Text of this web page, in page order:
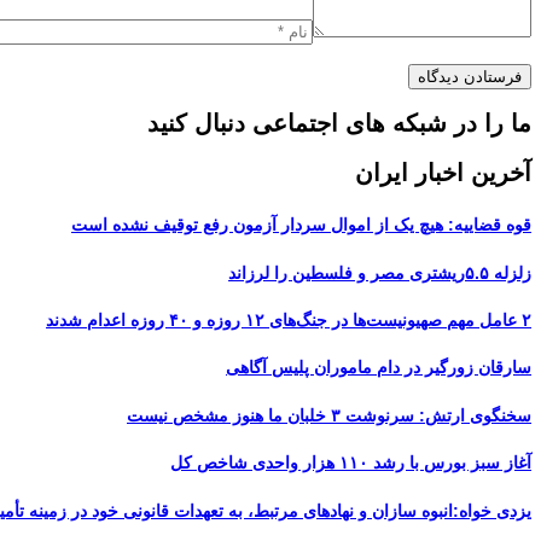
ما را در شبکه های اجتماعی دنبال کنید
آخرین اخبار ایران
قوه قضاییه: هیچ یک از اموال سردار آزمون رفع توقیف نشده است
زلزله ۵.۵ریشتری مصر و فلسطین را لرزاند
۲ عامل مهم صهیونیست‌ها در جنگ‌های ۱۲ روزه و ۴۰ روزه اعدام شدند
سارقان زورگیر در دام ماموران پلیس آگاهی
سخنگوی ارتش: سرنوشت ۳ خلبان ما هنوز مشخص نیست
آغاز سبز بورس با رشد ۱۱۰ هزار واحدی شاخص کل
یزدی خواه:انبوه سازان و نهادهای مرتبط، به تعهدات قانونی خود در زمینه